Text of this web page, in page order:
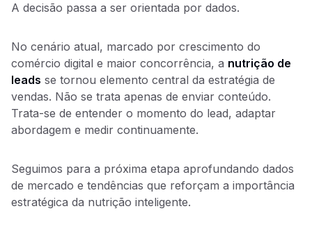
A decisão passa a ser orientada por dados.
No cenário atual, marcado por crescimento do
comércio digital e maior concorrência, a nutrição de
leads se tornou elemento central da estratégia de
vendas. Não se trata apenas de enviar conteúdo.
Trata-se de entender o momento do lead, adaptar
abordagem e medir continuamente.
Seguimos para a próxima etapa aprofundando dados
de mercado e tendências que reforçam a importância
estratégica da nutrição inteligente.